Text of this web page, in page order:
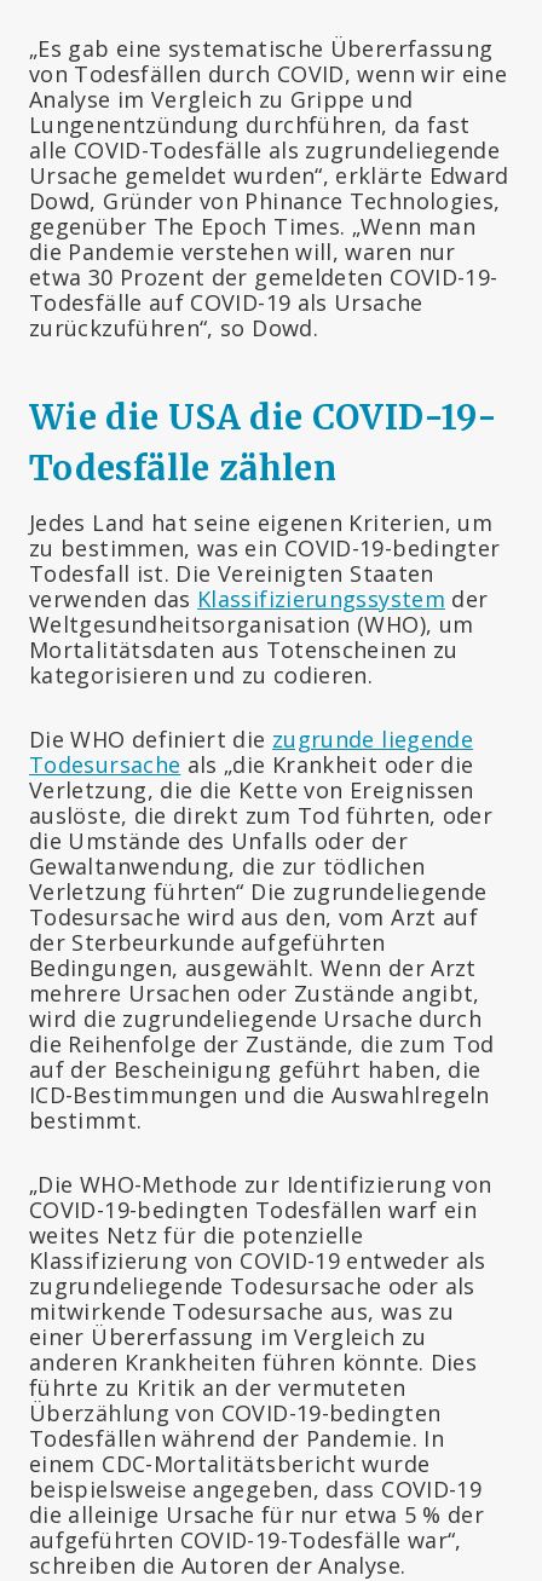
„Es gab eine systematische Übererfassung
von Todesfällen durch COVID, wenn wir eine
Analyse im Vergleich zu Grippe und
Lungenentzündung durchführen, da fast
alle COVID-Todesfälle als zugrundeliegende
Ursache gemeldet wurden“, erklärte Edward
Dowd, Gründer von Phinance Technologies,
gegenüber The Epoch Times. „Wenn man
die Pandemie verstehen will, waren nur
etwa 30 Prozent der gemeldeten COVID-19-
Todesfälle auf COVID-19 als Ursache
zurückzuführen“, so Dowd.
Wie die USA die COVID-19-
Todesfälle zählen
Jedes Land hat seine eigenen Kriterien, um
zu bestimmen, was ein COVID-19-bedingter
Todesfall ist. Die Vereinigten Staaten
verwenden das Klassifizierungssystem der
Weltgesundheitsorganisation (WHO), um
Mortalitätsdaten aus Totenscheinen zu
kategorisieren und zu codieren.
Die WHO definiert die zugrunde liegende
Todesursache als „die Krankheit oder die
Verletzung, die die Kette von Ereignissen
auslöste, die direkt zum Tod führten, oder
die Umstände des Unfalls oder der
Gewaltanwendung, die zur tödlichen
Verletzung führten“ Die zugrundeliegende
Todesursache wird aus den, vom Arzt auf
der Sterbeurkunde aufgeführten
Bedingungen, ausgewählt. Wenn der Arzt
mehrere Ursachen oder Zustände angibt,
wird die zugrundeliegende Ursache durch
die Reihenfolge der Zustände, die zum Tod
auf der Bescheinigung geführt haben, die
ICD-Bestimmungen und die Auswahlregeln
bestimmt.
„Die WHO-Methode zur Identifizierung von
COVID-19-bedingten Todesfällen warf ein
weites Netz für die potenzielle
Klassifizierung von COVID-19 entweder als
zugrundeliegende Todesursache oder als
mitwirkende Todesursache aus, was zu
einer Übererfassung im Vergleich zu
anderen Krankheiten führen könnte. Dies
führte zu Kritik an der vermuteten
Überzählung von COVID-19-bedingten
Todesfällen während der Pandemie. In
einem CDC-Mortalitätsbericht wurde
beispielsweise angegeben, dass COVID-19
die alleinige Ursache für nur etwa 5 % der
aufgeführten COVID-19-Todesfälle war“,
schreiben die Autoren der Analyse.